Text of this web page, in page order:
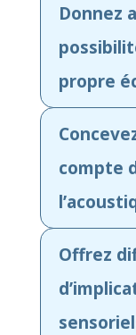
Donnez
propre
compte
Offrez